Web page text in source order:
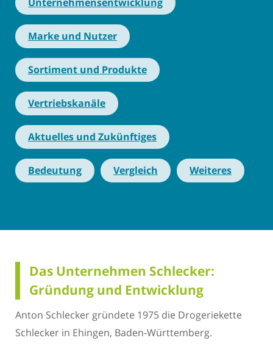
Marke und Nutzer
Sortiment und Produkte
Vertriebskanäle
Aktuelles und Zukünftiges
Bedeutung Vergleich Weiteres
Das Unternehmen Schlecker:
Gründung und Entwicklung
Anton Schlecker gründete 1975 die Drogeriekette
Schlecker in Ehingen, Baden-Württemberg.